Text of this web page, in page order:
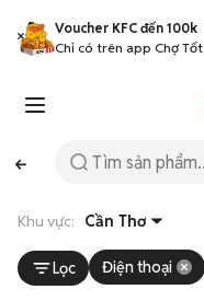
Voucher KFC đến 100k
Chỉ có trên app Chợ Tốt
Khu vực: Cần Thơ
Lọc Điện thoại